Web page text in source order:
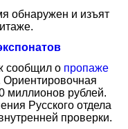
обнаружен и изъят
сообщил о пропаже
Ориентировочная
миллионов рублей.
Русского отдела
проверки.